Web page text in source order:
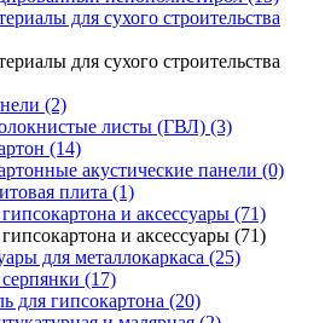
для сухого строительства
для сухого строительства
(2)
листы (ГВЛ) (3)
(14)
акустические панели (0)
плита (1)
и аксессуары (71)
и аксессуары (71)
для металлокаркаса (25)
(17)
для гипсокартона (20)